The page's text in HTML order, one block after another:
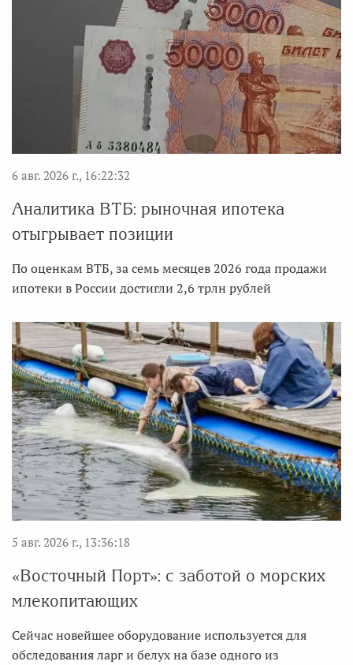
6 авг. 2026 г., 16:22:32
Аналитика ВТБ: рыночная ипотека
отыгрывает позиции
По оценкам ВТБ, за семь месяцев 2026 года продажи
ипотеки в России достигли 2,6 трлн рублей
5 авг. 2026 г., 13:36:18
«Восточный Порт»: с заботой о морских
млекопитающих
Сейчас новейшее оборудование используется для
обследования ларг и белух на базе одного из